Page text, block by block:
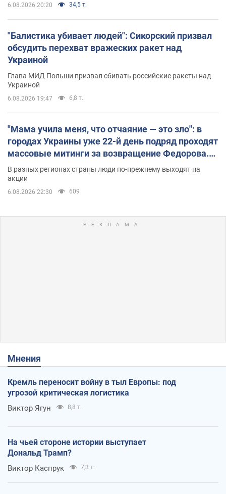
6.08.2026 20:20 34,5 т.
"Балистика убивает людей": Сикорский призвал
обсудить перехват вражеских ракет над
Украиной
Глава МИД Польши призвал сбивать российские ракеты над
Украиной
6.08.2026 19:47 6,8 т.
"Мама учила меня, что отчаяние — это зло": в
городах Украины уже 22-й день подряд проходят
массовые митинги за возвращение Федорова.
Фото и видео
В разных регионах страны люди по-прежнему выходят на
акции
6.08.2026 22:30 609
Мнения
Кремль переносит войну в тыл Европы: под
угрозой критическая логистика
Виктор Ягун 8,8 т.
На чьей стороне истории выступает
Дональд Трамп?
Виктор Каспрук 7,3 т.